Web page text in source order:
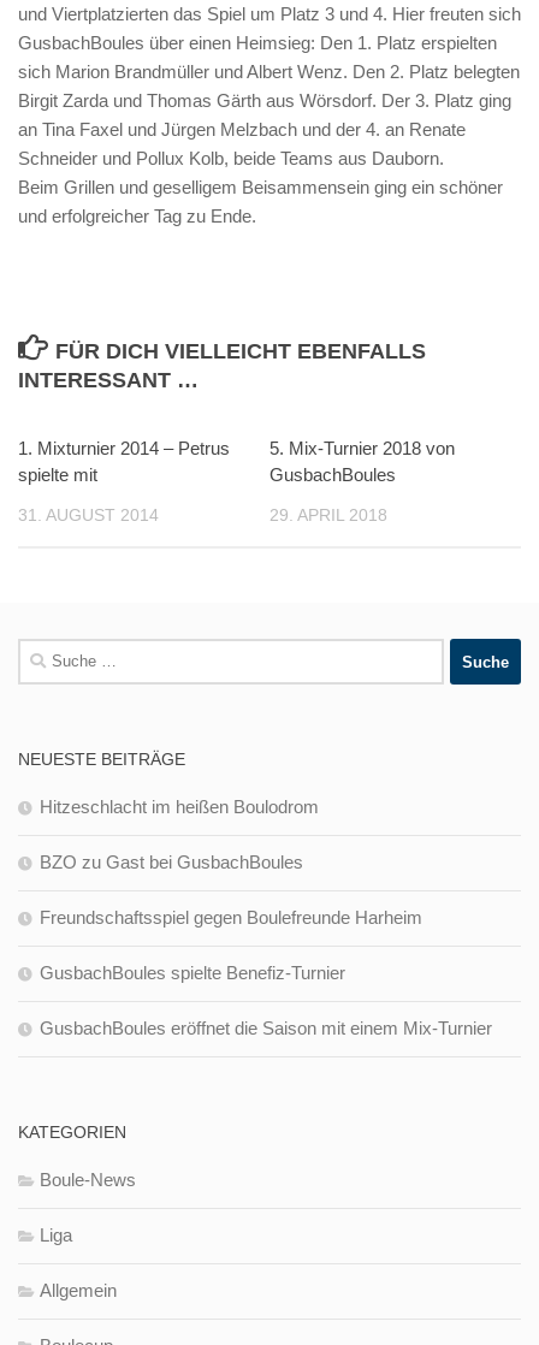
und Viertplatzierten das Spiel um Platz 3 und 4. Hier freuten sich
GusbachBoules über einen Heimsieg: Den 1. Platz erspielten
sich Marion Brandmüller und Albert Wenz. Den 2. Platz belegten
Birgit Zarda und Thomas Gärth aus Wörsdorf. Der 3. Platz ging
an Tina Faxel und Jürgen Melzbach und der 4. an Renate
Schneider und Pollux Kolb, beide Teams aus Dauborn.
Beim Grillen und geselligem Beisammensein ging ein schöner
und erfolgreicher Tag zu Ende.
FÜR DICH VIELLEICHT EBENFALLS
INTERESSANT …
1. Mixturnier 2014 – Petrus
spielte mit
31. AUGUST 2014
5. Mix-Turnier 2018 von
GusbachBoules
29. APRIL 2018
Suche
nach:
NEUESTE BEITRÄGE
Hitzeschlacht im heißen Boulodrom
BZO zu Gast bei GusbachBoules
Freundschaftsspiel gegen Boulefreunde Harheim
GusbachBoules spielte Benefiz-Turnier
GusbachBoules eröffnet die Saison mit einem Mix-Turnier
KATEGORIEN
Boule-News
Liga
Allgemein